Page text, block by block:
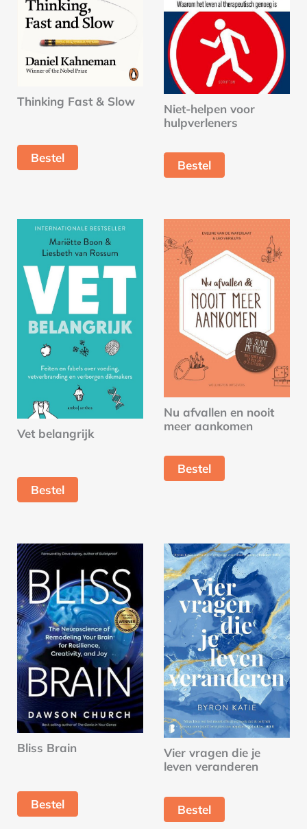
Thinking Fast & Slow
Bestel
Niet-helpen voor
hulpverleners
Bestel
Vet belangrijk
Bestel
Nu afvallen en nooit
meer aankomen
Bestel
Bliss Brain
Bestel
Vier vragen die je
leven veranderen
Bestel